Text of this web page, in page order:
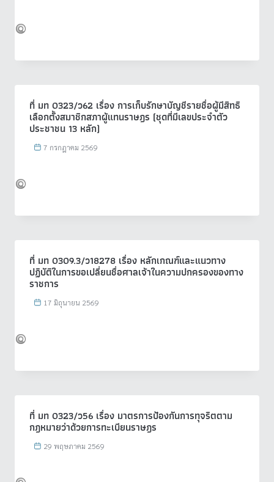
ที่ มท 0323/ว62 เรื่อง การเก็บรักษาบัญชีรายชื่อผู้มีสิทธิ
เลือกตั้งสมาชิกสภาผู้แทนราษฎร (ชุดที่มีเลขประจำตัว
ประชาชน 13 หลัก)
7 กรกฎาคม 2569
ที่ มท 0309.3/ว18278 เรื่อง หลักเกณฑ์และแนวทาง
ปฏิบัติในการขอเปลี่ยนชื่อศาลเจ้าในความปกครองของทาง
ราชการ
17 มิถุนายน 2569
ที่ มท 0323/ว56 เรื่อง มาตรการป้องกันการทุจริตตาม
กฎหมายว่าด้วยการทะเบียนราษฎร
29 พฤษภาคม 2569